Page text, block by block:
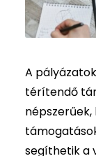
A
térítendő
népszerűek,
segíthetik a